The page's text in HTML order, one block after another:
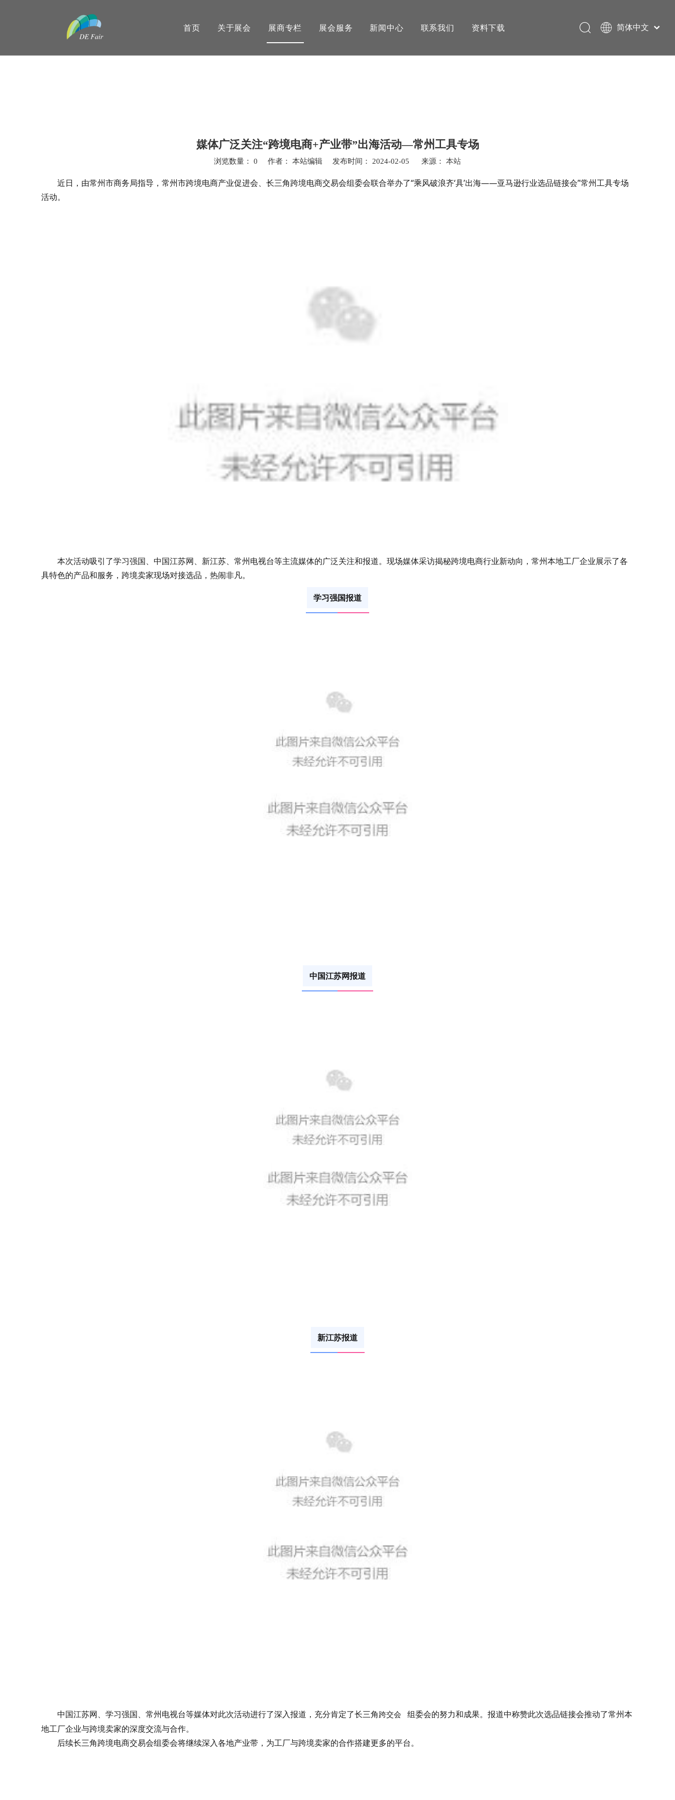
首页 关于展会 展商专栏 展会服务 新闻中心 联系我们 资料下载
简体中文
媒体广泛关注“跨境电商+产业带”出海活动—常州工具专场
浏览数量： 0 作者： 本站编辑 发布时间： 2024-02-05 来源： 本站
["wechat","weibo","qzone","douban","email"]
近日，由常州市商务局指导，常州市跨境电商产业促进会、长三角跨境电商交易会组委会联合举办了“乘风破浪齐‘具’出海——亚马逊行业选品链接会”常州工具专场
活动。
本次活动吸引了学习强国、中国江苏网、新江苏、常州电视台等主流媒体的广泛关注和报道。现场媒体采访揭秘跨境电商行业新动向，常州本地工厂企业展示了各
具特色的产品和服务，跨境卖家现场对接选品，热闹非凡。
学习强国报道
中国江苏网报道
新江苏报道
中国江苏网、学习强国、常州电视台等媒体对此次活动进行了深入报道，充分肯定了长三角跨交会
组委会的努力和成果。报道中称赞此次选品链接会推动了常州本
地工厂企业与跨境卖家的深度交流与合作。
后续长三角跨境电商交易会组委会将继续深入各地产业带，为工厂与跨境卖家的合作搭建更多的平台。